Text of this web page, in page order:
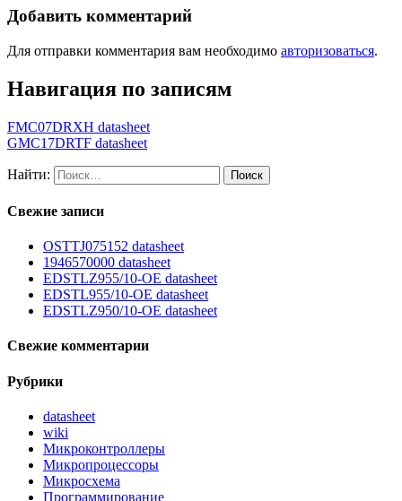
Добавить комментарий
Для отправки комментария вам необходимо авторизоваться.
Навигация по записям
FMC07DRXH datasheet
GMC17DRTF datasheet
Найти:
Свежие записи
OSTTJ075152 datasheet
1946570000 datasheet
EDSTLZ955/10-OE datasheet
EDSTL955/10-OE datasheet
EDSTLZ950/10-OE datasheet
Свежие комментарии
Рубрики
datasheet
wiki
Микроконтроллеры
Микропроцессоры
Микросхема
Программирование